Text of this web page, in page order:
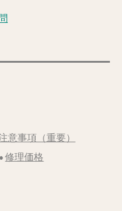
意事項（重要）
修理価格